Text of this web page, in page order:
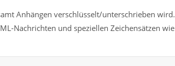
Anhängen verschlüsselt/unterschrieben wird.
Nachrichten und speziellen Zeichensätzen wie